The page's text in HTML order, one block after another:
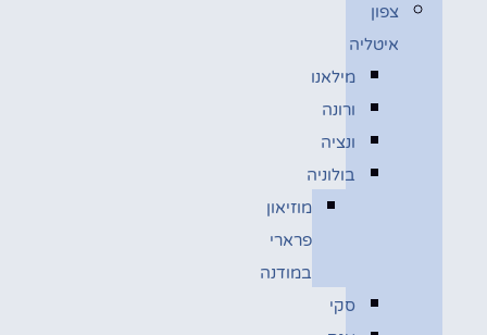
צפון
איטליה
מילאנו
ורונה
ונציה
בולוניה
מוזיאון
פרארי
במודנה
סקי